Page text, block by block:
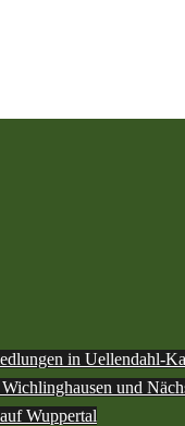
in Uellendahl-
und
Wuppertal